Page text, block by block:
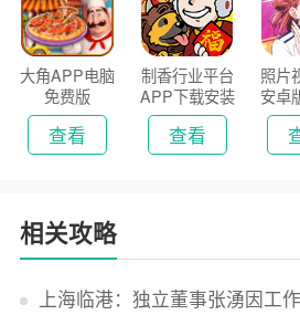
大角APP电脑
免费版
查看
制香行业平台
APP下载安装
2026
查看
照片
安卓
相关攻略
上海临港：独立董事张湧因工